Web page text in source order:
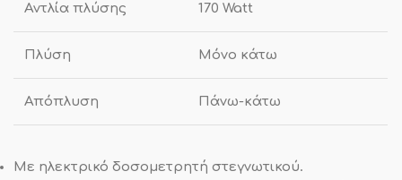
Αντλία πλύσης 170 Watt
Πλύση Μόνο κάτω
Απόπλυση Πάνω-κάτω
Με ηλεκτρικό δοσομετρητή στεγνωτικού.